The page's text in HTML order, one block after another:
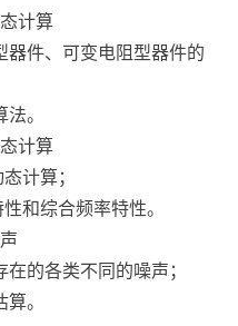
计算
器件、可变电阻型器件的
。
计算
计算；
和综合频率特性。
的各类不同的噪声；
。